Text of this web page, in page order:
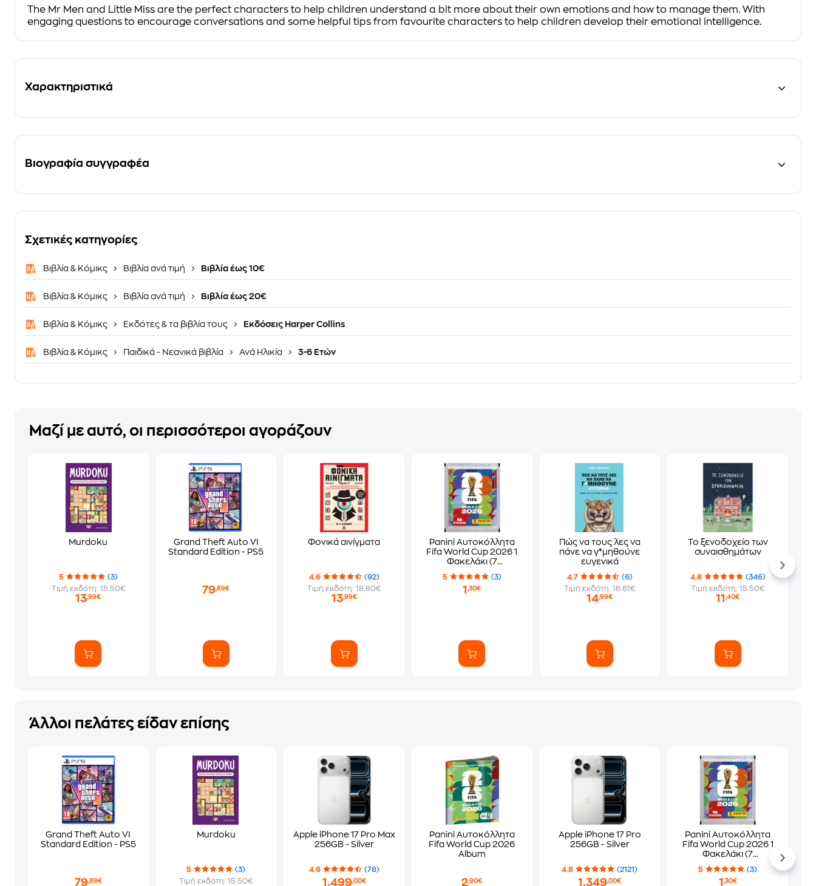
The Mr Men and Little Miss are the perfect characters to help children understand a bit more about their own emotions and how to manage them. With
engaging questions to encourage conversations and some helpful tips from favourite characters to help children develop their emotional intelligence.
Χαρακτηριστικά
Βιογραφία συγγραφέα
Σχετικές κατηγορίες
Βιβλία & Κόμικς Βιβλία ανά τιμή Βιβλία έως 10€
Βιβλία & Κόμικς Βιβλία ανά τιμή Βιβλία έως 20€
Βιβλία & Κόμικς Εκδότες & τα βιβλία τους Εκδόσεις Harper Collins
Βιβλία & Κόμικς Παιδικά - Νεανικά βιβλία Ανά Ηλικία 3-6 Ετών
Μαζί με αυτό, οι περισσότεροι αγοράζουν
Murdoku
5
(3)
Τιμή εκδότη: 15.50€
13,99€
Grand Theft Auto VI
Standard Edition - PS5
79,89€
Φονικά αινίγματα
4.6
(92)
Τιμή εκδότη: 18.80€
13,99€
Panini Αυτοκόλλητα
Fifa World Cup 2026 1
Φακελάκι (7
Αυτοκόλλητα)
5 (3)
1,30€
Πώς να τους λες να
πάνε να γ*μηθούνε
ευγενικά
4.7
(6)
Τιμή εκδότη: 16.61€
14,99€
Το ξενοδοχείο των
συναισθημάτων
4.8
(346)
Τιμή εκδότη: 15.50€
11,40€
Άλλοι πελάτες είδαν επίσης
Grand Theft Auto VI
Standard Edition - PS5
79,89€
Murdoku
5
(3)
Τιμή εκδότη: 15.50€
Apple iPhone 17 Pro Max
256GB - Silver
4.6 (78)
1.499,00€
Panini Αυτοκόλλητα
Fifa World Cup 2026
Album
2,90€
Apple iPhone 17 Pro
256GB - Silver
4.8 (2121)
1.349,00€
Panini Αυτοκόλλητα
Fifa World Cup 2026 1
Φακελάκι (7
Αυτοκόλλητα)
5 (3)
1 ,30€